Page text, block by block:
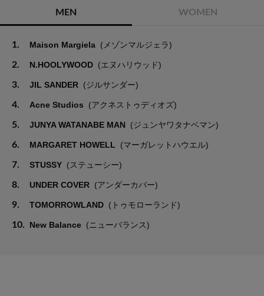
MEN WOMEN
1. Maison Margiela (メゾンマルジェラ)
2. N.HOOLYWOOD (エヌハリウッド)
3. JIL SANDER (ジルサンダー)
4. Acne Studios (アクネストゥディオズ)
5. JUNYA WATANABE MAN (ジュンヤワタナベマン)
6. MARGARET HOWELL (マーガレットハウエル)
7. STUSSY (ステューシー)
8. UNDER COVER (アンダーカバー)
9. TOMORROWLAND (トゥモローランド)
10. New Balance (ニューバランス)